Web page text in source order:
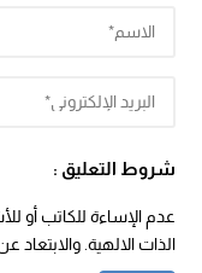
شروط التعليق :
عدم الإساءة للكاتب أو
الذات الالهية.